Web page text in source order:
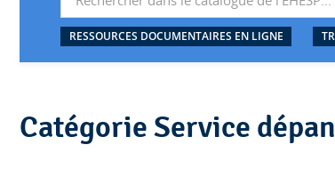
RESSOURCES DOCUMENTAIRES EN LIGNE
Catégorie Service